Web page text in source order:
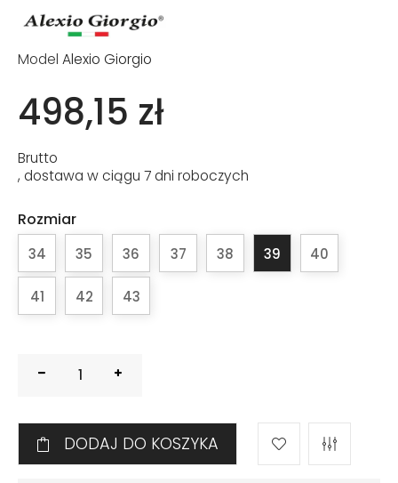
Model Alexio Giorgio
498,15 zł
Brutto
, dostawa w ciągu 7 dni roboczych
Rozmiar
34 35 36 37 38 39 40
41 42 43
DODAJ DO KOSZYKA